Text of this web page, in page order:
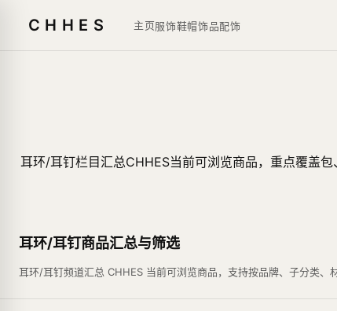
CHHES 主页服饰鞋帽饰品配饰
耳环/耳钉栏目汇总CHHES当前可浏览商品，重点覆盖
耳环/耳钉商品汇总与筛选
耳环/耳钉频道汇总 CHHES 当前可浏览商品，支持按品牌、子分类